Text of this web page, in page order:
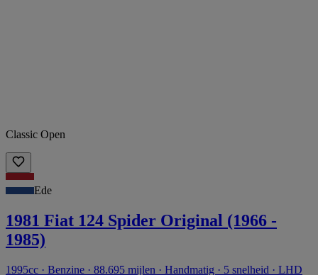
Classic Open
Ede
1981 Fiat 124 Spider Original (1966 -
1985)
1995cc · Benzine · 88.695 mijlen · Handmatig · 5 snelheid · LHD